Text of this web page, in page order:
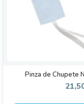
Pinza de Chupete